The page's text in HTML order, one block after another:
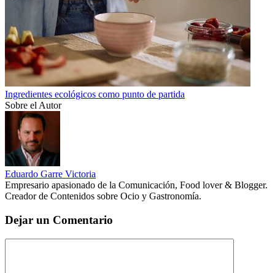
Ingredientes ecológicos como punto de partida
Sobre el Autor
Eduardo Garre Victoria
Empresario apasionado de la Comunicación, Food lover & Blogger.
Creador de Contenidos sobre Ocio y Gastronomía.
Dejar un Comentario